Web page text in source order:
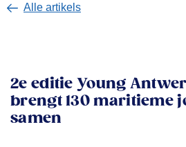
Alle artikels
2e editie Young
brengt 130 maritieme
samen